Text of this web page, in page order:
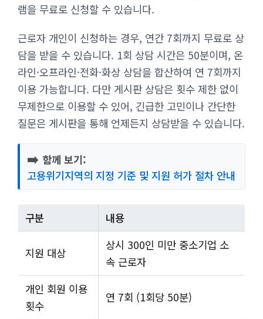
램을 무료로 신청할 수 있습니다.
근로자 개인이 신청하는 경우, 연간 7회까지 무료로 상
담을 받을 수 있습니다. 1회 상담 시간은 50분이며, 온
라인·오프라인·전화·화상 상담을 합산하여 연 7회까지
이용 가능합니다. 다만 게시판 상담은 횟수 제한 없이
무제한으로 이용할 수 있어, 긴급한 고민이나 간단한
질문은 게시판을 통해 언제든지 상담받을 수 있습니다.
➡️ 함께 보기:
고용위기지역의 지정 기준 및 지원 허가 절차 안내
구분 내용
지원 대상
상시 300인 미만 중소기업 소
속 근로자
개인 회원 이용
횟수
연 7회 (1회당 50분)